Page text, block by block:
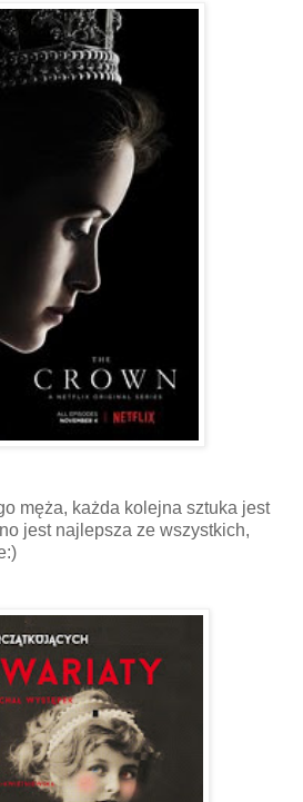
męża, każda kolejna sztuka jest
jest najlepsza ze wszystkich,